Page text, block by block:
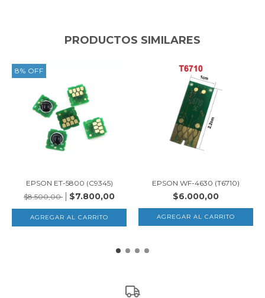
PRODUCTOS SIMILARES
8% OFF
EPSON ET-5800 (C9345)
$8.500,00
$7.800,00
EPSON WF-4630 (T6710)
$6.000,00